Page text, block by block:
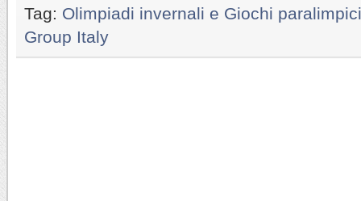
Tag: Olimpiadi invernali e Giochi
Group Italy